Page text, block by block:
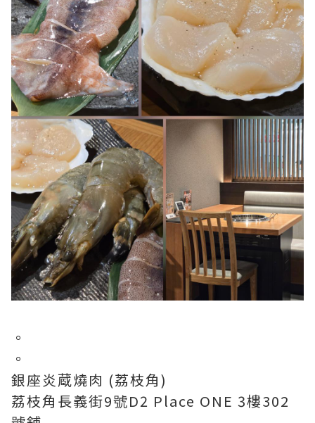
。
。
銀座炎蔵燒肉 (荔枝角)
荔枝角長義街9號D2 Place ONE 3樓302